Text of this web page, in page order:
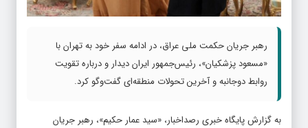
رهبر جریان حکمت ملی عراق، در ادامه سفر خود به تهران با
«مسعود پزشکیان»، رئیس‌جمهور ایران دیدار و درباره تقویت
روابط دوجانبه و آخرین تحولات منطقه‌ای گفت‌وگو کرد.
به گزارش پایگاه خبری رصداخبار، «سید عمار حکیم»، رهبر جریان